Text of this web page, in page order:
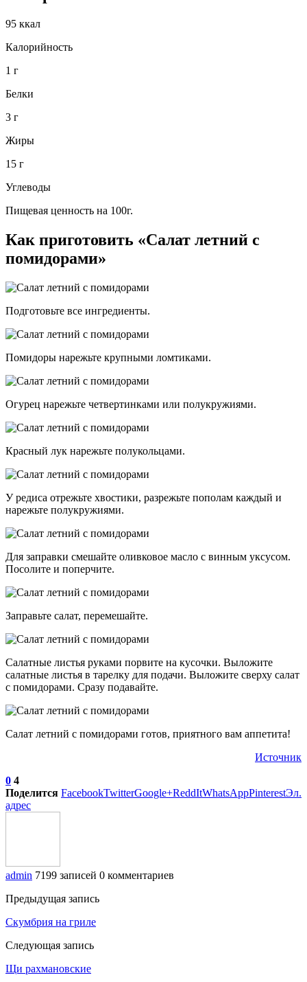
95 ккал
Калорийность
1 г
Белки
3 г
Жиры
15 г
Углеводы
Пищевая ценность на 100г.
Как приготовить «Салат летний с
помидорами»
Подготовьте все ингредиенты.
Помидоры нарежьте крупными ломтиками.
Огурец нарежьте четвертинками или полукружиями.
Красный лук нарежьте полукольцами.
У редиса отрежьте хвостики, разрежьте пополам каждый и
нарежьте полукружиями.
Для заправки смешайте оливковое масло с винным уксусом.
Посолите и поперчите.
Заправьте салат, перемешайте.
Салатные листья руками порвите на кусочки. Выложите
салатные листья в тарелку для подачи. Выложите сверху салат
с помидорами. Сразу подавайте.
Салат летний с помидорами готов, приятного вам аппетита!
Источник
0 4
Поделится FacebookTwitterGoogle+ReddItWhatsAppPinterestЭл.
адрес
admin 7199 записей 0 комментариев
Предыдущая запись
Скумбрия на гриле
Следующая запись
Щи рахмановские